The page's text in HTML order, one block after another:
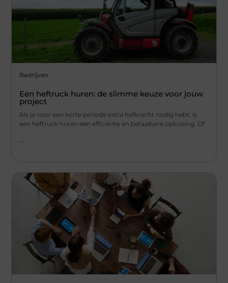
Bedrijven
Een heftruck huren: de slimme keuze voor jouw
project
Als je voor een korte periode extra hefkracht nodig hebt, is
een heftruck huren een efficiënte en betaalbare oplossing. Of
...